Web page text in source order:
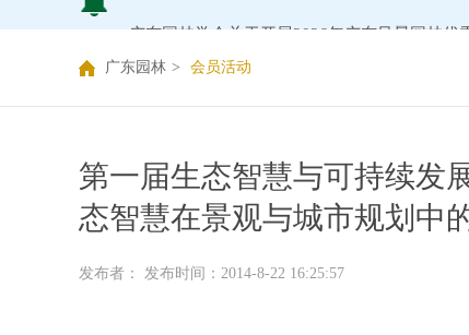
关于推荐广东园林学会专家库候选人的通知（
关于公布2026年度广东园林学会研究项目立项
关于申报2026年度广东园林学会科学技术奖的
关于2026年度广东园林学会研究项目评审结果
广东园林学会关于缴纳2026年度单位会员会费
广东园林 > 会员活动
第一届生态智慧与可持续
态智慧在景观与城市规划中
发布者： 发布时间：2014-8-22 16:25:57